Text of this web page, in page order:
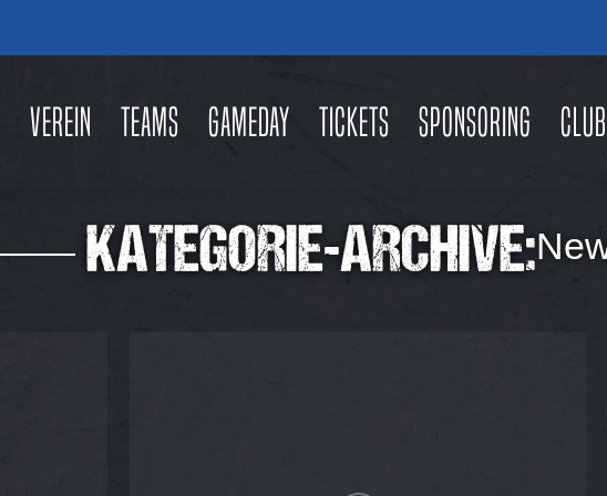
Verein Teams Gameday Tickets Sponsoring Club
KATEGORIE-ARCHIVE: